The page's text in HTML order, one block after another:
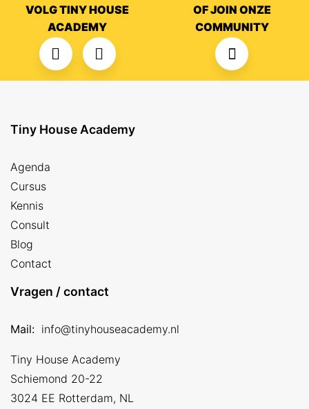
VOLG TINY HOUSE
ACADEMY
OF JOIN ONZE
COMMUNITY
Tiny House Academy
Agenda
Cursus
Kennis
Consult
Blog
Contact
Vragen / contact
Mail: info@tinyhouseacademy.nl
Tiny House Academy
Schiemond 20-22
3024 EE Rotterdam, NL